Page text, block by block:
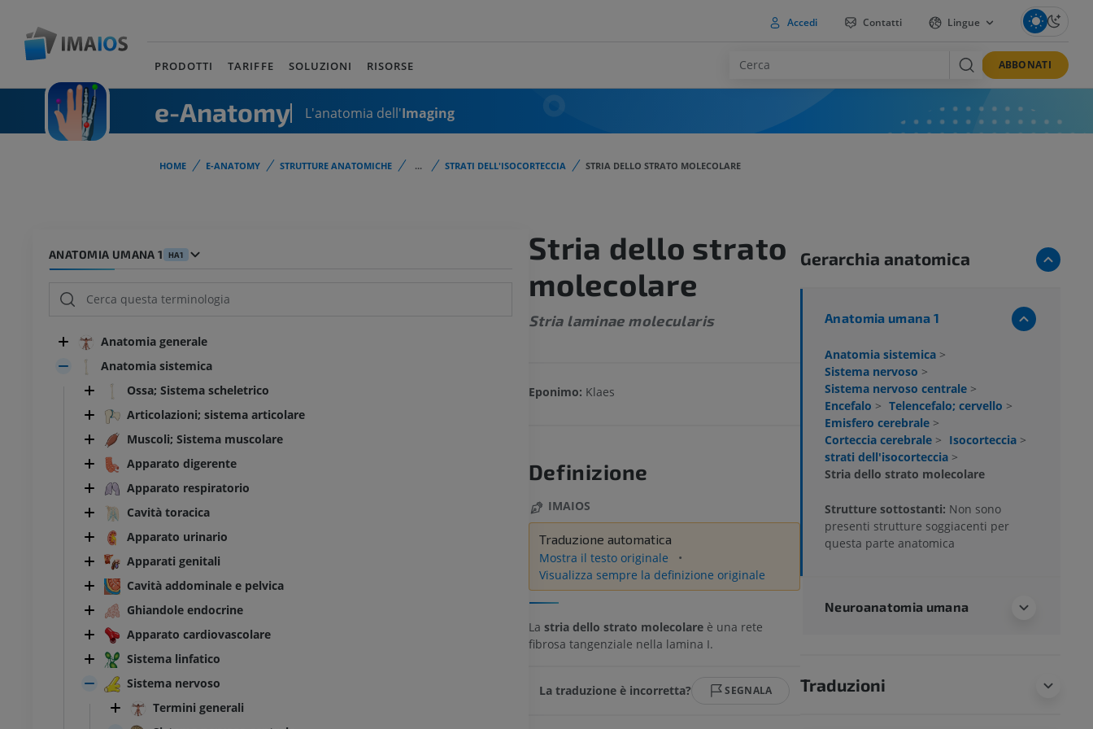
Accedi Contatti Lingue
PRODOTTI TARIFFE SOLUZIONI RISORSE ABBONATI
e-Anatomy L'anatomia dell'Imaging
HOME E-ANATOMY STRUTTURE ANATOMICHE ... STRATI DELL'ISOCORTECCIA STRIA DELLO STRATO MOLECOLARE
ANATOMIA UMANA 1 HA1
Anatomia generale
Anatomia sistemica
Ossa; Sistema scheletrico
Articolazioni; sistema articolare
Muscoli; Sistema muscolare
Apparato digerente
Apparato respiratorio
Cavità toracica
Apparato urinario
Apparati genitali
Cavità addominale e pelvica
Ghiandole endocrine
Apparato cardiovascolare
Sistema linfatico
Sistema nervoso
Termini generali
Stria dello strato
molecolare
Stria laminae molecularis
Eponimo: Klaes
Definizione
IMAIOS
Traduzione automatica
Mostra il testo originale
Visualizza sempre la definizione originale
La stria dello strato molecolareè una rete
fibrosa tangenziale nella lamina I.
La traduzione è incorretta? SEGNALA
Gerarchia anatomica
Anatomia umana 1
Anatomia sistemica >
Sistema nervoso >
Sistema nervoso centrale >
Encefalo > Telencefalo; cervello >
Emisfero cerebrale >
Corteccia cerebrale > Isocorteccia >
strati dell'isocorteccia >
Stria dello strato molecolare
Strutture sottostanti: Non sono
presenti strutture soggiacenti per
questa parte anatomica
Neuroanatomia umana
Traduzioni